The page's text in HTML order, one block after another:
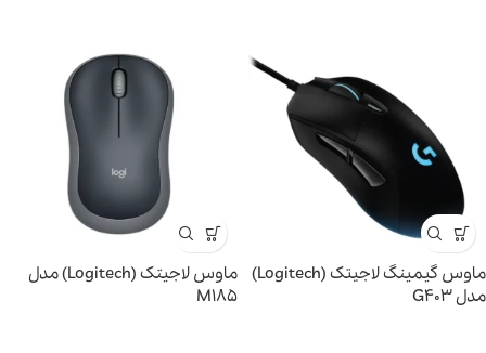
ماوس گیمینگ لاجيتک (Logitech)
مدل G403
ماوس لاجیتک (Logitech) مدل
M185